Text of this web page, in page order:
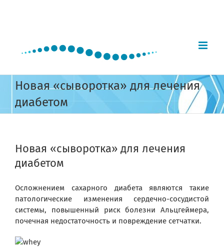
Новая «сыворотка» для лечения
диабетом
Новая «сыворотка» для лечения
диабетом
Осложнением сахарного диабета являются такие
патологические изменения сердечно-сосудистой
системы, повышенный риск болезни Альцгеймера,
почечная недостаточность и повреждение сетчатки.